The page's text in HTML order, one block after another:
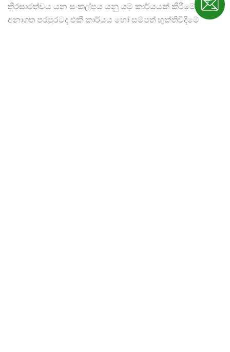
තිරසාරත්වය යන සංකල්පය යනු යම් කාර්යයක් කිරීමේදී
අනාගත පරපුරටද එකී කාර්යය හෝ සම්පත් භුක්තිවිදීමේ